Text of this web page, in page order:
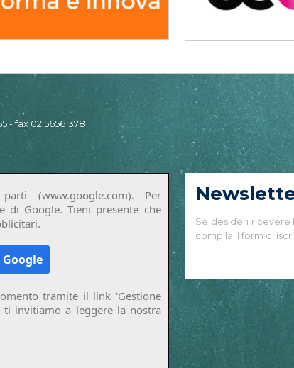
- fax 02 56561378
(www.google.com). Per
di Google. Tieni presente che
tramite il link 'Gestione
ti invitiamo a leggere la nostra
Se desideri ricevere
compila il form di